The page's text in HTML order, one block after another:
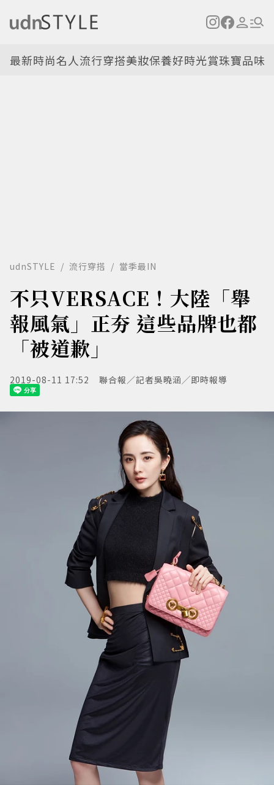
最新時尚名人流行穿搭美妝保養好時光賞珠寶品味
udnSTYLE 流行穿搭 當季最IN
不只VERSACE！大陸「舉
報風氣」正夯 這些品牌也都
「被道歉」
2019-08-11 17:52 聯合報／記者吳曉涵╱即時報導